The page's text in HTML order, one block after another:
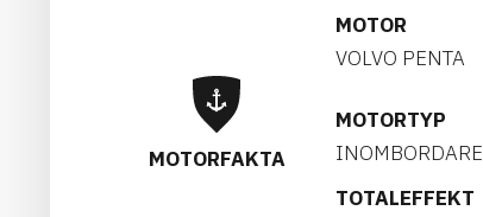
MOTORFAKTA
MOTOR
VOLVO PENTA
MOTORTYP
INOMBORDARE
TOTALEFFEKT